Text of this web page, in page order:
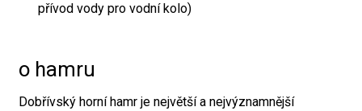
přívod vody pro vodní kolo)
o hamru
Dobřívský horní hamr je největší a nejvýznamnější